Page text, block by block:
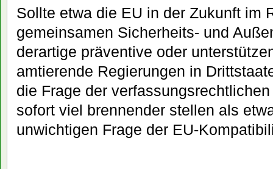
Sollte etwa die EU in der Zukunft im
gemeinsamen Sicherheits- und
derartige präventive oder
amtierende Regierungen in
die Frage der
sofort viel brennender stellen als
unwichtigen Frage der EU-